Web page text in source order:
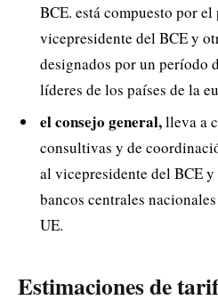
BCE. está compuesto por
vicepresidente del BCE y
designados por un período
líderes de los países de la
el consejo general,lleva a
consultivas y de
al vicepresidente del BCE
bancos centrales
UE.
Estimaciones de